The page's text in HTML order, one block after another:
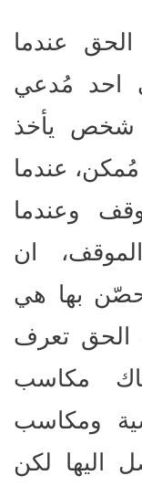
عندما
احد مُدعي
شخص يأخذ
عندما
وعندما
ان
بها هي
تعرف
مكاسب
ومكاسب
اليها لكن